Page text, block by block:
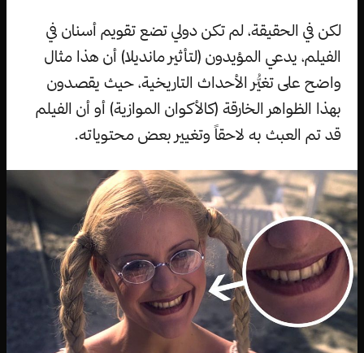
لكن في الحقيقة، لم تكن دولي تضع تقويم أسنان في
الفيلم، يدعي المؤيدون (لتأثير مانديلا) أن هذا مثال
واضح على تغيُّر الأحداث التاريخية، حيث يقصدون
بهذا الظواهر الخارقة (كالأكوان الموازية) أو أن الفيلم
قد تم العبث به لاحقاً وتغيير بعض محتوياته.